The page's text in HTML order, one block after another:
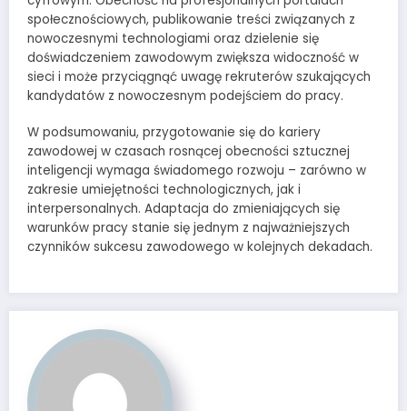
społecznościowych, publikowanie treści związanych z
nowoczesnymi technologiami oraz dzielenie się
doświadczeniem zawodowym zwiększa widoczność w
sieci i może przyciągnąć uwagę rekruterów szukających
kandydatów z nowoczesnym podejściem do pracy.
W podsumowaniu, przygotowanie się do kariery
zawodowej w czasach rosnącej obecności sztucznej
inteligencji wymaga świadomego rozwoju – zarówno w
zakresie umiejętności technologicznych, jak i
interpersonalnych. Adaptacja do zmieniających się
warunków pracy stanie się jednym z najważniejszych
czynników sukcesu zawodowego w kolejnych dekadach.